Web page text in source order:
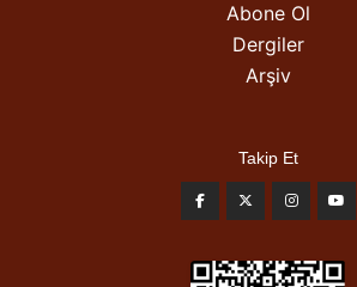
Abone Ol
Dergiler
Arşiv
Takip Et